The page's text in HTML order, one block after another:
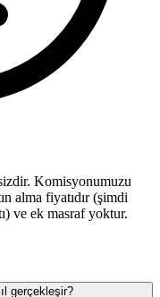
Komisyonumuzu
alma fiyatıdır (şimdi
ve ek masraf yoktur.
gerçekleşir?